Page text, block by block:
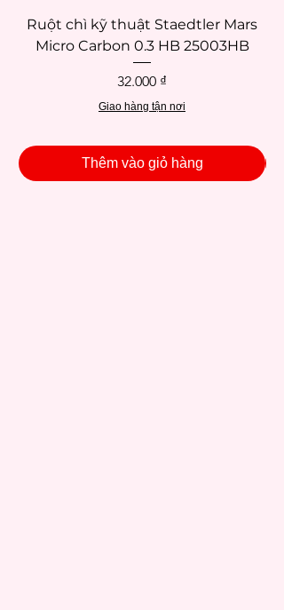
Ruột chì kỹ thuật Staedtler Mars
Micro Carbon 0.3 HB 25003HB
Giá
32.000 ₫
Giao hàng tận nơi
Thêm vào giỏ hàng